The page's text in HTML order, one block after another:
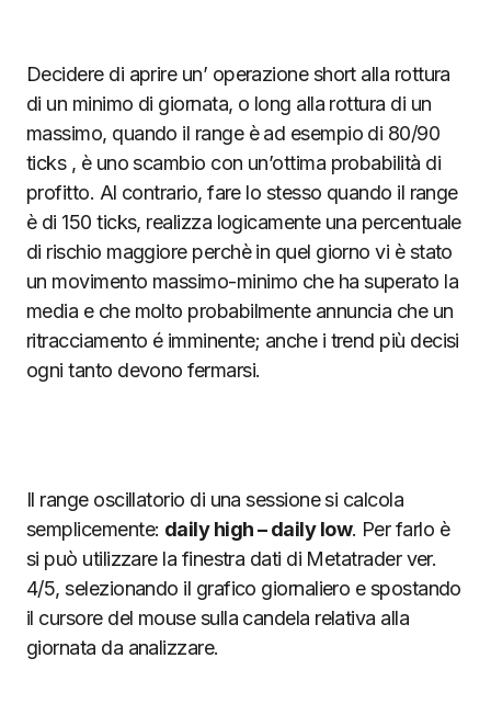
Decidere di aprire un’ operazione short alla rottura
di un minimo di giornata, o long alla rottura di un
massimo, quando il range è ad esempio di 80/90
ticks , è uno scambio con un’ottima probabilità di
profitto. Al contrario, fare lo stesso quando il range
è di 150 ticks, realizza logicamente una percentuale
di rischio maggiore perchè in quel giorno vi è stato
un movimento massimo-minimo che ha superato la
media e che molto probabilmente annuncia che un
ritracciamento é imminente; anche i trend più decisi
ogni tanto devono fermarsi.
Il range oscillatorio di una sessione si calcola
semplicemente: daily high – daily low. Per farlo è
si può utilizzare la finestra dati di Metatrader ver.
4/5, selezionando il grafico giornaliero e spostando
il cursore del mouse sulla candela relativa alla
giornata da analizzare.